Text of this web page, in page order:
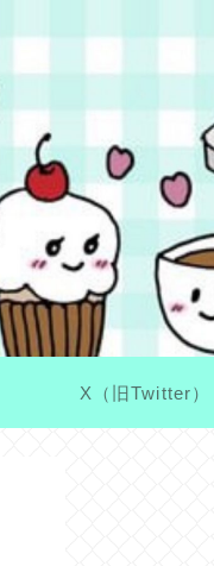
X（旧Twitter）